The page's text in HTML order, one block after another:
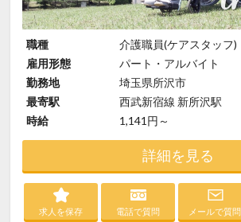
職種
介護職員(ケアスタッフ)
雇用形態
パート・アルバイト
勤務地
埼玉県所沢市
最寄駅
西武新宿線 新所沢駅
時給
1,141円～
詳細を見る
求人を保存 電話で質問 メールで質問